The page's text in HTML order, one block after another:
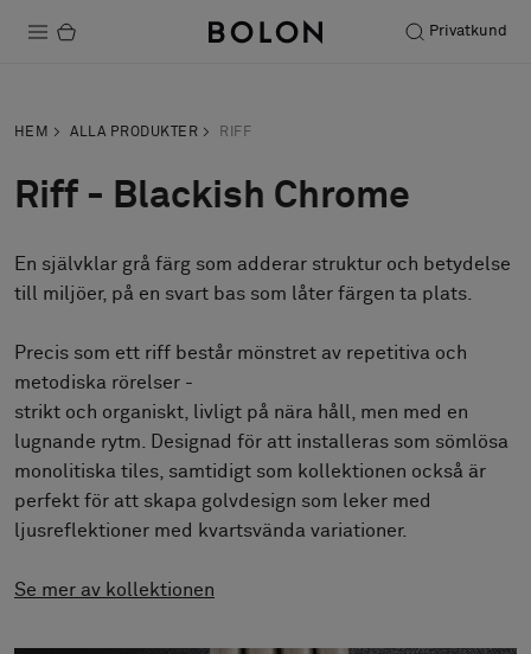
Privatkund
Hållbarhet
Installation
Designsamarbeten
FAQ
Om oss
Pattern Tile Tool
HEM ALLA PRODUKTER RIFF
Riff - Blackish Chrome
En självklar grå färg som adderar struktur och betydelse
till miljöer, på en svart bas som låter färgen ta plats.
Precis som ett riff består mönstret av repetitiva och
metodiska rörelser -
strikt och organiskt, livligt på nära håll, men med en
lugnande rytm. Designad för att installeras som sömlösa
monolitiska tiles, samtidigt som kollektionen också är
perfekt för att skapa golvdesign som leker med
ljusreflektioner med kvartsvända variationer.
Se mer av kollektionen